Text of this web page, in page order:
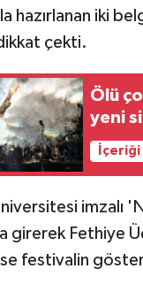
hazırlanan iki
çekti.
Ölü
yeni
imzalı
girerek Fethiye
festivalin